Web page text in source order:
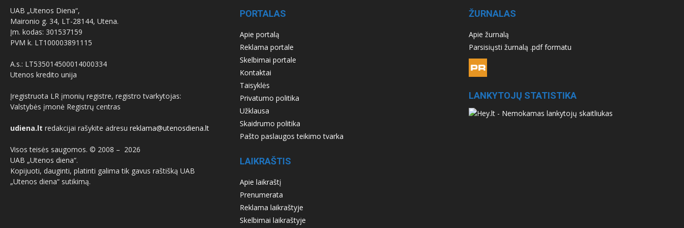
UAB „Utenos Diena“,
Maironio g. 34, LT-28144, Utena.
Įm. kodas: 301537159
PVM k. LT100003891115
A.s.: LT535014500014000334
Utenos kredito unija
Įregistruota LR įmonių registre, registro tvarkytojas:
Valstybės įmonė Registrų centras
udiena.lt redakcijai rašykite adresu reklama@utenosdiena.lt
Visos teisės saugomos. © 2008 – 2026
UAB „Utenos diena“.
Kopijuoti, dauginti, platinti galima tik gavus raštišką UAB
„Utenos diena“ sutikimą.
PORTALAS
Apie portalą
Reklama portale
Skelbimai portale
Kontaktai
Taisyklės
Privatumo politika
Užklausa
Skaidrumo politika
Pašto paslaugos teikimo tvarka
LAIKRAŠTIS
Apie laikraštį
Prenumerata
Reklama laikraštyje
Skelbimai laikraštyje
ŽURNALAS
Apie žurnalą
Parsisiųsti žurnalą .pdf formatu
LANKYTOJŲ STATISTIKA